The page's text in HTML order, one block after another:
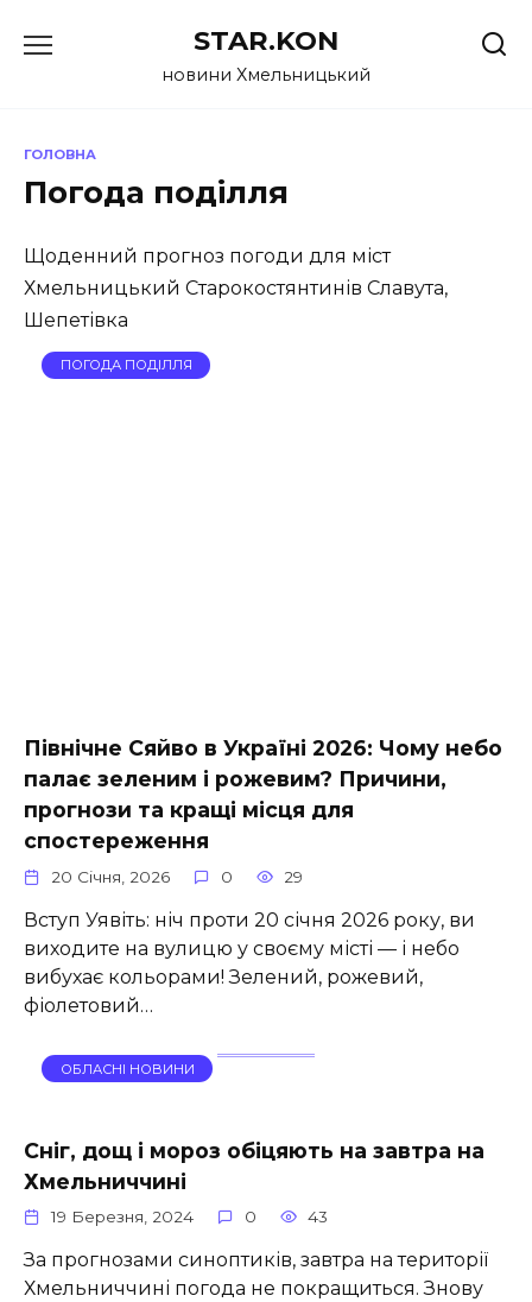
до
STAR.KON
новини Хмельницький
ГОЛОВНА
Погода поділля
Щоденний прогноз погоди для міст
Хмельницький Старокостянтинів Славута,
Шепетівка
ПОГОДА ПОДІЛЛЯ
Північне Сяйво в Україні 2026: Чому небо
палає зеленим і рожевим? Причини,
прогнози та кращі місця для
спостереження
20 Січня, 2026 0 29
Вступ Уявіть: ніч проти 20 січня 2026 року, ви
виходите на вулицю у своєму місті — і небо
вибухає кольорами! Зелений, рожевий,
фіолетовий…
ОБЛАСНІ НОВИНИ
Сніг, дощ і мороз обіцяють на завтра на
Хмельниччині
19 Березня, 2024 0 43
За прогнозами синоптиків, завтра на території
Хмельниччині погода не покращиться. Знову